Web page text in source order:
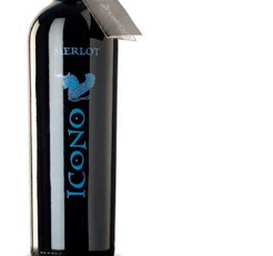
Icono Cabernet
Sauvignon
Medalla de oro